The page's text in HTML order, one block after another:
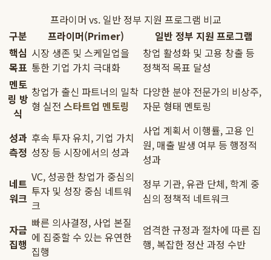
프라이머 vs. 일반 정부 지원 프로그램 비교
구분
프라이머(Primer)
일반 정부 지원 프로그램
핵심
목표
시장 생존 및 스케일업을
통한 기업 가치 극대화
창업 활성화 및 고용 창출 등
정책적 목표 달성
멘토
링 방
식
창업가 출신 파트너의 밀착
형 실전 스타트업 멘토링
다양한 분야 전문가의 비상주,
자문 형태 멘토링
성과
측정
후속 투자 유치, 기업 가치
성장 등 시장에서의 성과
사업 계획서 이행률, 고용 인
원, 매출 발생 여부 등 행정적
성과
네트
워크
VC, 성공한 창업가 중심의
투자 및 성장 중심 네트워
크
정부 기관, 유관 단체, 학계 중
심의 정책적 네트워크
자금
집행
빠른 의사결정, 사업 본질
에 집중할 수 있는 유연한
집행
엄격한 규정과 절차에 따른 집
행, 복잡한 정산 과정 수반